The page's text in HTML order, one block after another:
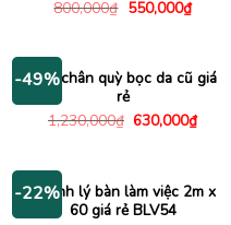
800,000₫ Giá
550,000₫Giá
hiện
-49%
Ghế chân quỳ bọc da cũ giá
rẻ
1,230,000₫ Giá
630,000₫Giá
hiện
-22%
Thanh lý bàn làm việc 2m x
60 giá rẻ BLV54